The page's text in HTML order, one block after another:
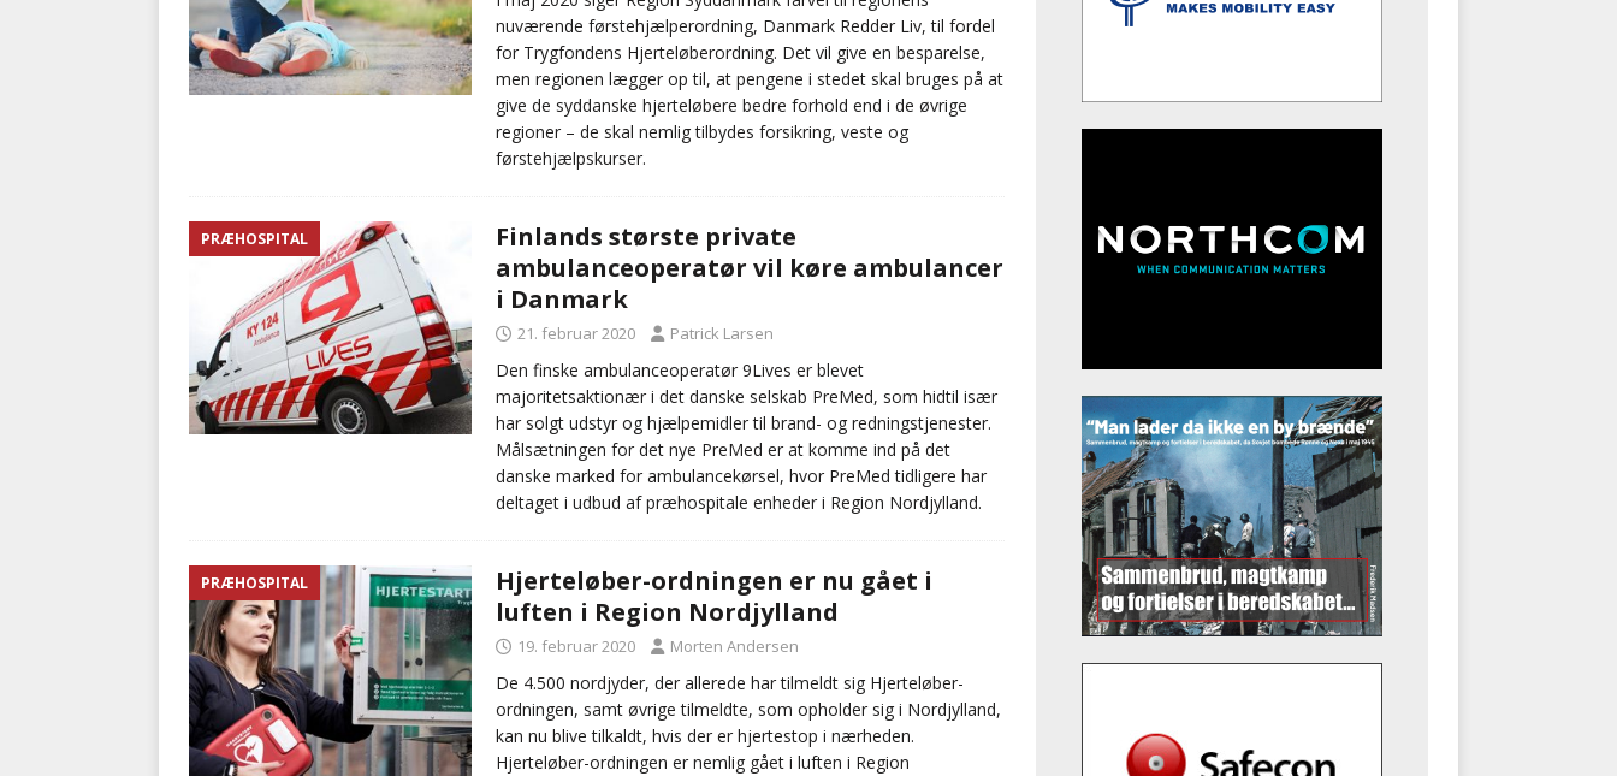
nuværende førstehjælperordning, Danmark Redder Liv, til fordel
for Trygfondens Hjerteløberordning. Det vil give en besparelse,
men regionen lægger op til, at pengene i stedet skal bruges på at
give de syddanske hjerteløbere bedre forhold end i de øvrige
regioner – de skal nemlig tilbydes forsikring, veste og
førstehjælpskurser.
PRÆHOSPITAL
Finlands største private
ambulanceoperatør vil køre ambulancer
i Danmark
21. februar 2020 Patrick Larsen
Den finske ambulanceoperatør 9Lives er blevet
majoritetsaktionær i det danske selskab PreMed, som hidtil især
har solgt udstyr og hjælpemidler til brand- og redningstjenester.
Målsætningen for det nye PreMed er at komme ind på det
danske marked for ambulancekørsel, hvor PreMed tidligere har
deltaget i udbud af præhospitale enheder i Region Nordjylland.
PRÆHOSPITAL
Hjerteløber-ordningen er nu gået i
luften i Region Nordjylland
19. februar 2020 Morten Andersen
De 4.500 nordjyder, der allerede har tilmeldt sig Hjerteløber-
ordningen, samt øvrige tilmeldte, som opholder sig i Nordjylland,
kan nu blive tilkaldt, hvis der er hjertestop i nærheden.
Hjerteløber-ordningen er nemlig gået i luften i Region